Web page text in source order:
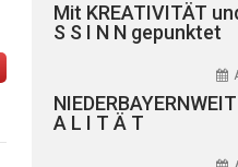
Mit KREATIVITÄT
S S I N N gepunktet
A L I T Ä T